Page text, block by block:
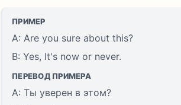
ПРИМЕР
A: Are you sure about this?
B: Yes, It's now or never.
ПЕРЕВОД ПРИМЕРА
A: Ты уверен в этом?